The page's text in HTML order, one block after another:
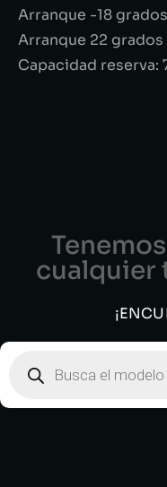
Arranque -18
Arranque 22 grados
Capacidad reserva:
cualquier